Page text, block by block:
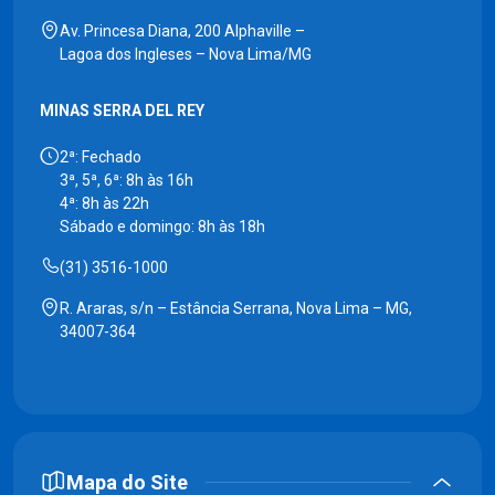
Av. Princesa Diana, 200 Alphaville –
Lagoa dos Ingleses – Nova Lima/MG
MINAS SERRA DEL REY
2ª: Fechado
3ª, 5ª, 6ª: 8h às 16h
4ª: 8h às 22h
Sábado e domingo: 8h às 18h
(31) 3516-1000
R. Araras, s/n – Estância Serrana, Nova Lima – MG,
34007-364
Mapa do Site